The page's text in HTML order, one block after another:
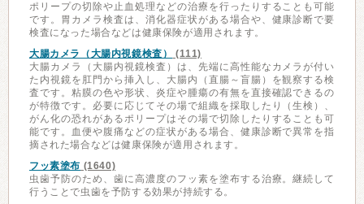
ポリープの切除や止血処理などの治療を行ったりすることも可能
です。胃カメラ検査は、消化器症状がある場合や、健康診断で要
検査になった場合などは健康保険が適用されます。
大腸カメラ（大腸内視鏡検査）
(111)
大腸カメラ（大腸内視鏡検査）は、先端に高性能なカメラが付い
た内視鏡を肛門から挿入し、大腸内（直腸～盲腸）を観察する検
査です。粘膜の色や形状、炎症や腫瘍の有無を直接確認できるの
が特徴です。必要に応じてその場で組織を採取したり（生検）、
がん化の恐れがあるポリープはその場で切除したりすることも可
能です。血便や腹痛などの症状がある場合、健康診断で異常を指
摘された場合などは健康保険が適用されます。
フッ素塗布 (1640)
虫歯予防のため、歯に高濃度のフッ素を塗布する治療。継続して
行うことで虫歯を予防する効果が持続する。